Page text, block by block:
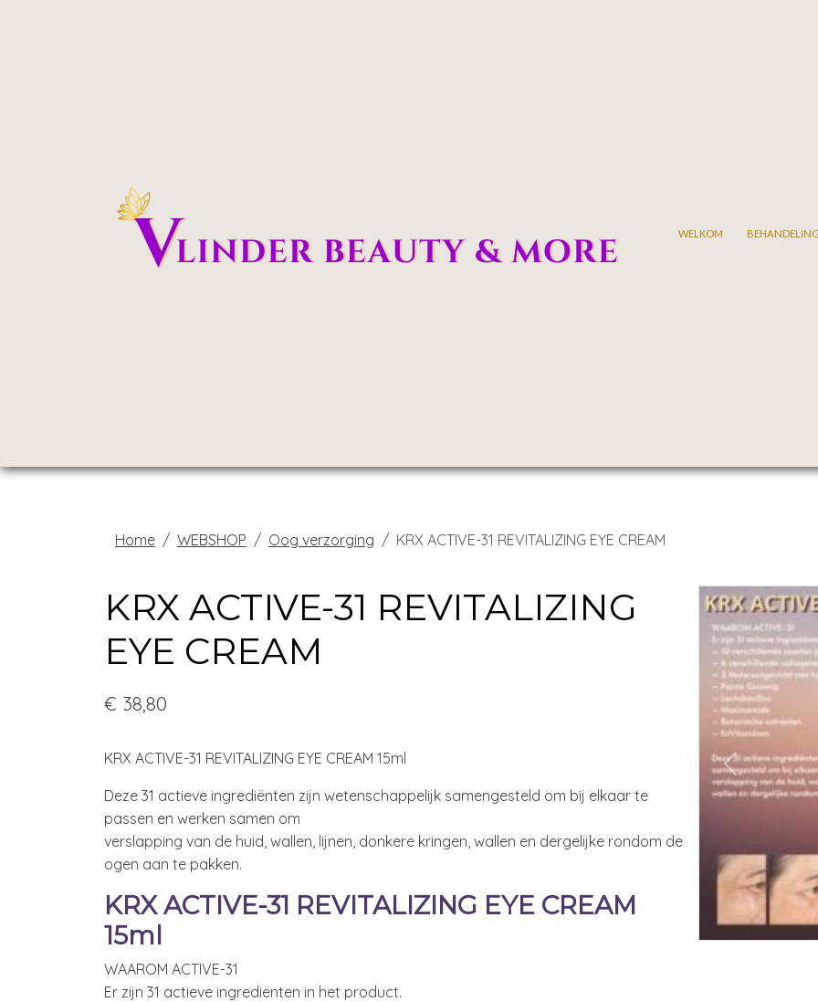
WELKOM
Home WEBSHOP Oog verzorging KRX ACTIVE-31 REVITALIZING EYE CREAM
KRX ACTIVE-31 REVITALIZING
EYE CREAM
€ 38,80
KRX ACTIVE-31 REVITALIZING EYE CREAM 15ml
Deze 31 actieve ingrediënten zijn wetenschappelijk samengesteld om bij elkaar te
passen en werken samen om
verslapping van de huid, wallen, lijnen, donkere kringen, wallen en dergelijke rondom de
ogen aan te pakken.
KRX ACTIVE-31 REVITALIZING EYE CREAM
15ml
WAAROM ACTIVE-31
Er zijn 31 actieve ingrediënten in het product.
Previous